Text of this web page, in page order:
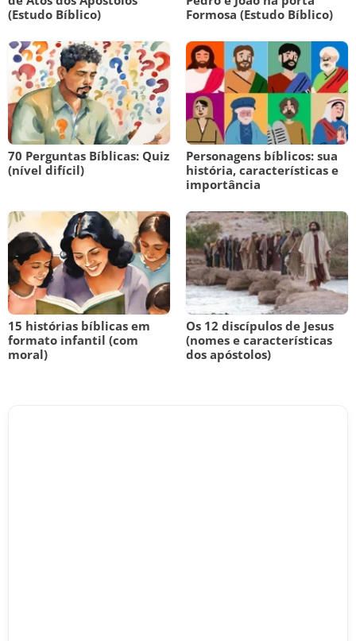
(Estudo Bíblico)
Formosa (Estudo Bíblico)
70 Perguntas Bíblicas: Quiz
(nível difícil)
Personagens bíblicos: sua
história, características e
importância
15 histórias bíblicas em
formato infantil (com
moral)
Os 12 discípulos de Jesus
(nomes e características
dos apóstolos)